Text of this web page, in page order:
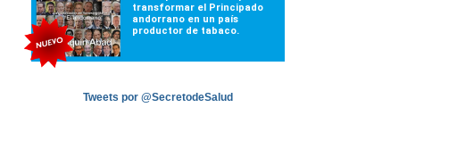
Tweets por @SecretodeSalud